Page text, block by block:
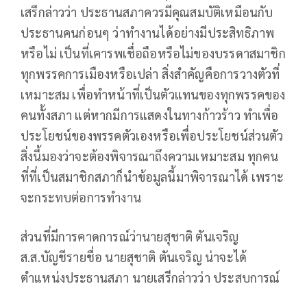
เสรีกล่าวว่า ประธานสภาควรมีคุณสมบัติเหมือนกับ
ประธานคนก่อนๆ ว่าทำงานได้อย่างมีประสิทธิภาพ
หรือไม่ เป็นที่เคารพเชื่อถือหรือไม่ของบรรดาสมาชิก
ทุกพรรคการเมืองหรือเปล่า สิ่งสำคัญคือการวางตัวที่
เหมาะสม เพื่อทำหน้าที่เป็นตัวแทนของทุกพรรคของ
คนทั้งสภา แต่หากมีการแสดงในทางก้าวร้าว ทำเพื่อ
ประโยชน์ของพรรคตัวเองหรือเพื่อประโยชน์ส่วนตัว
สิ่งนี้มองว่าจะต้องพิจารณาถึงความเหมาะสม ทุกคน
ที่ที่เป็นสมาชิกสภาก็นำข้อมูลนี้มาพิจารณาได้ เพราะ
จะกระทบต่อการทำงาน
ส่วนที่มีการคาดการณ์ว่านายสุชาติ ตันเจริญ
ส.ส.บัญชีรายชื่อ นายสุชาติ ตันเจริญ น่าจะได้
ตำแหน่งประธานสภา นายเสรีกล่าวว่า ประสบการณ์